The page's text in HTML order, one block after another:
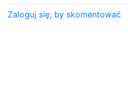
Zaloguj się, by skomentować